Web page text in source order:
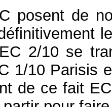
posent de
2/10 se
1/10 Parisis
de ce fait